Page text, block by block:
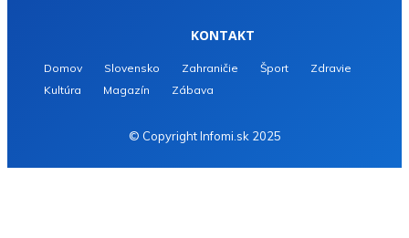
KONTAKT
Domov Slovensko Zahraničie Šport
Zdravie
Kultúra
Magazín Zábava
© Copyright Infomi.sk 2025